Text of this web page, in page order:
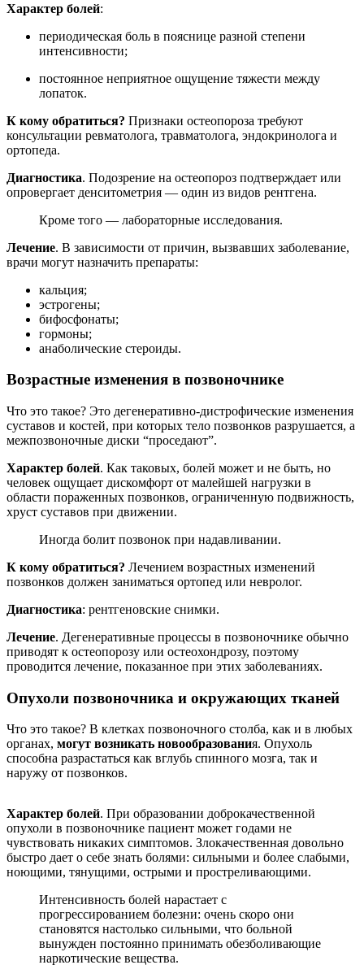
Характер болей:
периодическая боль в пояснице разной степени
интенсивности;
постоянное неприятное ощущение тяжести между
лопаток.
К кому обратиться? Признаки остеопороза требуют
консультации ревматолога, травматолога, эндокринолога и
ортопеда.
Диагностика. Подозрение на остеопороз подтверждает или
опровергает денситометрия — один из видов рентгена.
Кроме того — лабораторные исследования.
Лечение. В зависимости от причин, вызвавших заболевание,
врачи могут назначить препараты:
кальция;
эстрогены;
бифосфонаты;
гормоны;
анаболические стероиды.
Возрастные изменения в позвоночнике
Что это такое? Это дегенеративно-дистрофические изменения
суставов и костей, при которых тело позвонков разрушается, а
межпозвоночные диски “проседают”.
Характер болей. Как таковых, болей может и не быть, но
человек ощущает дискомфорт от малейшей нагрузки в
области пораженных позвонков, ограниченную подвижность,
хруст суставов при движении.
Иногда болит позвонок при надавливании.
К кому обратиться? Лечением возрастных изменений
позвонков должен заниматься ортопед или невролог.
Диагностика: рентгеновские снимки.
Лечение. Дегенеративные процессы в позвоночнике обычно
приводят к остеопорозу или остеохондрозу, поэтому
проводится лечение, показанное при этих заболеваниях.
Опухоли позвоночника и окружающих тканей
Что это такое? В клетках позвоночного столба, как и в любых
органах, могут возникать новообразования. Опухоль
способна разрастаться как вглубь спинного мозга, так и
наружу от позвонков.
Характер болей. При образовании доброкачественной
опухоли в позвоночнике пациент может годами не
чувствовать никаких симптомов. Злокачественная довольно
быстро дает о себе знать болями: сильными и более слабыми,
ноющими, тянущими, острыми и простреливающими.
Интенсивность болей нарастает с
прогрессированием болезни: очень скоро они
становятся настолько сильными, что больной
вынужден постоянно принимать обезболивающие
наркотические вещества.